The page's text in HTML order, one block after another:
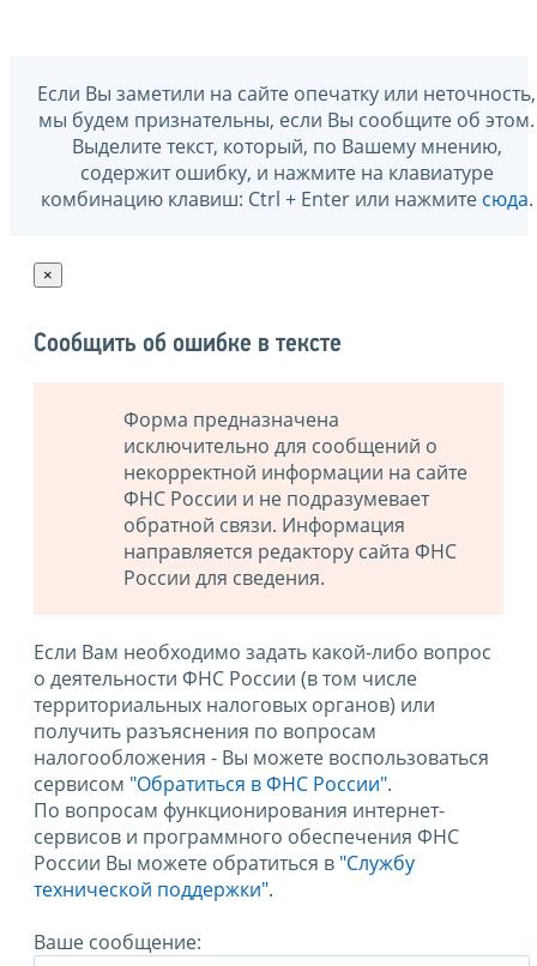
Если Вы заметили на сайте опечатку или неточность,
мы будем признательны, если Вы сообщите об этом.
Выделите текст, который, по Вашему мнению,
содержит ошибку, и нажмите на клавиатуре
комбинацию клавиш: Ctrl + Enter или нажмите сюда.
×
Сообщить об ошибке в тексте
Форма предназначена
исключительно для сообщений о
некорректной информации на сайте
ФНС России и не подразумевает
обратной связи. Информация
направляется редактору сайта ФНС
России для сведения.
Если Вам необходимо задать какой-либо вопрос
о деятельности ФНС России (в том числе
территориальных налоговых органов) или
получить разъяснения по вопросам
налогообложения - Вы можете воспользоваться
сервисом "Обратиться в ФНС России".
По вопросам функционирования интернет-
сервисов и программного обеспечения ФНС
России Вы можете обратиться в "Службу
технической поддержки".
Ваше сообщение: